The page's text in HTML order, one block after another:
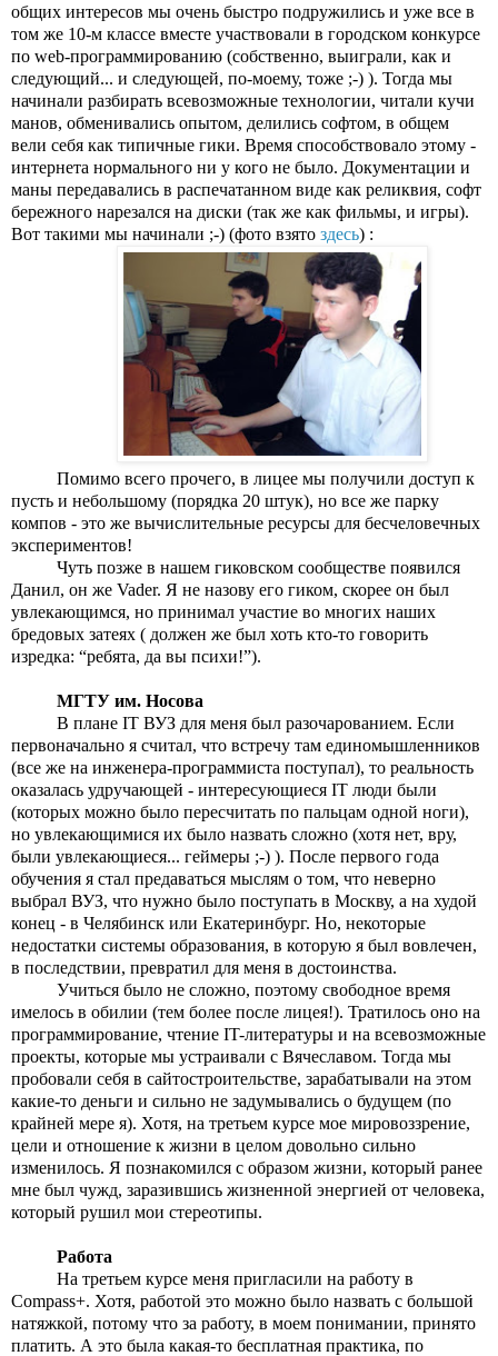
общих интересов мы очень быстро подружились и уже все в
том же 10-м классе вместе участвовали в городском конкурсе
по web-программированию (собственно, выиграли, как и
следующий... и следующей, по-моему, тоже ;-) ). Тогда мы
начинали разбирать всевозможные технологии, читали кучи
манов, обменивались опытом, делились софтом, в общем
вели себя как типичные гики. Время способствовало этому -
интернета нормального ни у кого не было. Документации и
маны передавались в распечатанном виде как реликвия, софт
бережного нарезался на диски (так же как фильмы, и игры).
Вот такими мы начинали ;-) (фото взято здесь) :
Помимо всего прочего, в лицее мы получили доступ к
пусть и небольшому (порядка 20 штук), но все же парку
компов - это же вычислительные ресурсы для бесчеловечных
экспериментов!
Чуть позже в нашем гиковском сообществе появился
Данил, он же Vader. Я не назову его гиком, скорее он был
увлекающимся, но принимал участие во многих наших
бредовых затеях ( должен же был хоть кто-то говорить
изредка: “ребята, да вы психи!”).
МГТУ им. Носова
В плане IT ВУЗ для меня был разочарованием. Если
первоначально я считал, что встречу там единомышленников
(все же на инженера-программиста поступал), то реальность
оказалась удручающей - интересующиеся IT люди были
(которых можно было пересчитать по пальцам одной ноги),
но увлекающимися их было назвать сложно (хотя нет, вру,
были увлекающиеся... геймеры ;-) ). После первого года
обучения я стал предаваться мыслям о том, что неверно
выбрал ВУЗ, что нужно было поступать в Москву, а на худой
конец - в Челябинск или Екатеринбург. Но, некоторые
недостатки системы образования, в которую я был вовлечен,
в последствии, превратил для меня в достоинства.
Учиться было не сложно, поэтому свободное время
имелось в обилии (тем более после лицея!). Тратилось оно на
программирование, чтение IT-литературы и на всевозможные
проекты, которые мы устраивали с Вячеславом. Тогда мы
пробовали себя в сайтостроительстве, зарабатывали на этом
какие-то деньги и сильно не задумывались о будущем (по
крайней мере я). Хотя, на третьем курсе мое мировоззрение,
цели и отношение к жизни в целом довольно сильно
изменилось. Я познакомился с образом жизни, который ранее
мне был чужд, заразившись жизненной энергией от человека,
который рушил мои стереотипы.
Работа
На третьем курсе меня пригласили на работу в
Compass+. Хотя, работой это можно было назвать с большой
натяжкой, потому что за работу, в моем понимании, принято
платить. А это была какая-то бесплатная практика, по